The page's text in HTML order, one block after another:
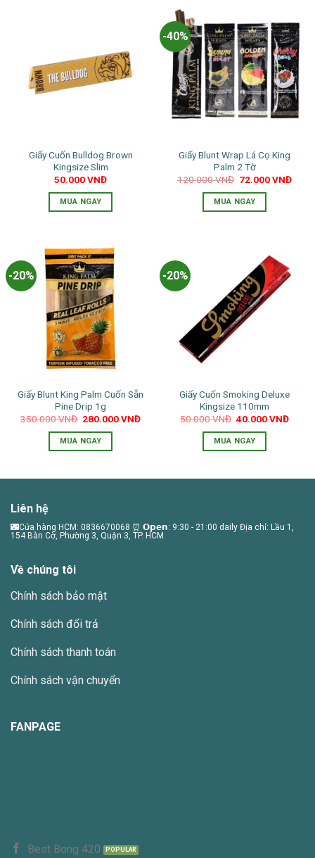
Giấy Cuốn Bulldog Brown
Kingsize Slim
50.000VNĐ
MUA NGAY
-40%
Giấy Blunt Wrap Lá Cọ King
Palm 2 Tờ
120.000VNĐ Giá
là:
120.000 VNĐ.
72.000VNĐGiá
MUA NGAY
nhiều
biến
thể.
Các
tùy
được
chọn
trên
trang
sản
-20%
Giấy Blunt King Palm Cuốn Sẵn
Pine Drip 1g
350.000VNĐ Giá
là:
350.000 VNĐ.
280.000VNĐGiá
MUA NGAY
-20%
Giấy Cuốn Smoking Deluxe
Kingsize 110mm
50.000VNĐ Giá
là:
50.000 VNĐ.
40.000VNĐGiá
MUA NGAY
Liên hệ
🌃Cửa hàng HCM: 0836670068 ⏰ 𝗢𝗽𝗲𝗻: 9:30 - 21:00 daily Địa chỉ: Lầu 1,
154 Bàn Cờ, Phường 3, Quận 3, TP. HCM
Về chúng tôi
Chính sách bảo mật
Chính sách đổi trả
Chính sách thanh toán
Chính sách vận chuyển
FANPAGE
Best Bong 420